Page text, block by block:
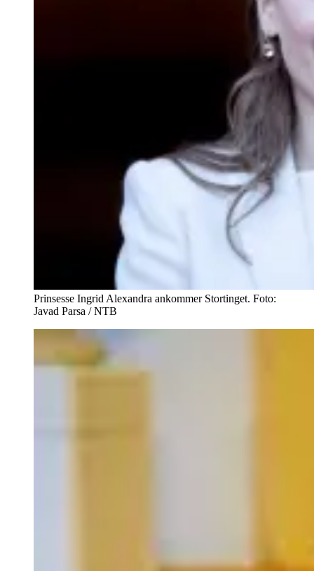
Prinsesse Ingrid Alexandra ankommer Stortinget. Foto:
Javad Parsa / NTB